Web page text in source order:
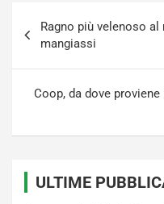
articoli
Ragno più velenoso
mangiassi
Coop, da dove
ULTIME